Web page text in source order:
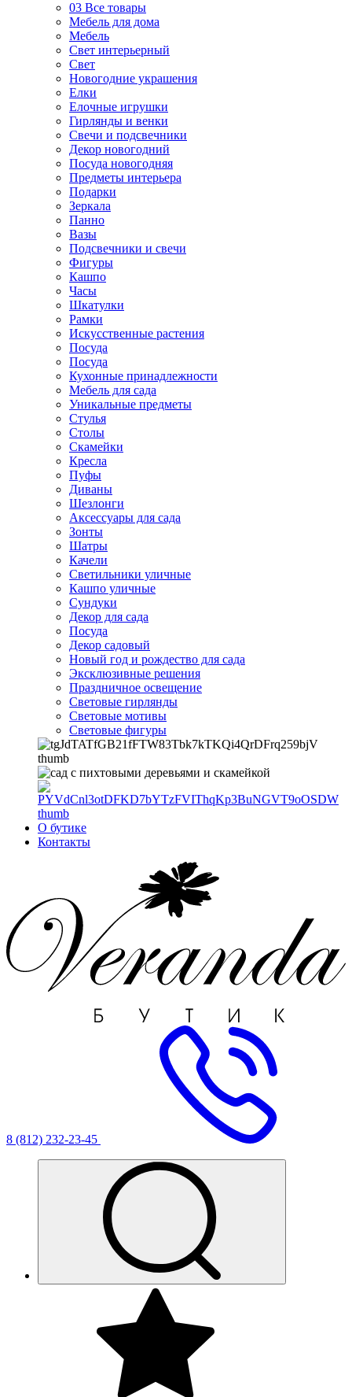
03 Все товары
Мебель для дома
Мебель
Свет интерьерный
Свет
Новогодние украшения
Елки
Елочные игрушки
Гирлянды и венки
Свечи и подсвечники
Декор новогодний
Посуда новогодняя
Предметы интерьера
Подарки
Зеркала
Панно
Вазы
Подсвечники и свечи
Фигуры
Кашпо
Часы
Шкатулки
Рамки
Искусственные растения
Посуда
Посуда
Кухонные принадлежности
Мебель для сада
Уникальные предметы
Стулья
Столы
Скамейки
Кресла
Пуфы
Диваны
Шезлонги
Аксессуары для сада
Зонты
Шатры
Качели
Cветильники уличные
Кашпо уличные
Сундуки
Декор для сада
Посуда
Декор садовый
Новый год и рождество для сада
Эксклюзивные решения
Праздничное освещение
Световые гирлянды
Световые мотивы
Световые фигуры
О бутике
Контакты
8 (812) 232-23-45